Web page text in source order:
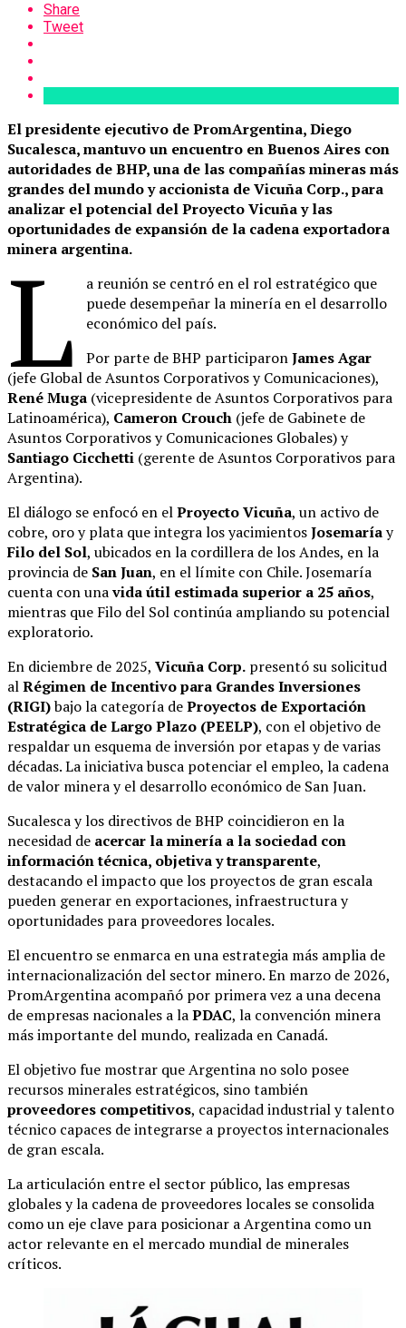
Share
Tweet
El presidente ejecutivo de PromArgentina, Diego
Sucalesca, mantuvo un encuentro en Buenos Aires con
autoridades de BHP, una de las compañías mineras más
grandes del mundo y accionista de Vicuña Corp., para
analizar el potencial del Proyecto Vicuña y las
oportunidades de expansión de la cadena exportadora
minera argentina.
L
a reunión se centró en el rol estratégico que
puede desempeñar la minería en el desarrollo
económico del país.
Por parte de BHP participaronJames Agar
(jefe Global de Asuntos Corporativos y Comunicaciones),
René Muga (vicepresidente de Asuntos Corporativos para
Latinoamérica), Cameron Crouch (jefe de Gabinete de
Asuntos Corporativos y Comunicaciones Globales) y
Santiago Cicchetti (gerente de Asuntos Corporativos para
Argentina).
El diálogo se enfocó en elProyecto Vicuña, un activo de
cobre, oro y plata que integra los yacimientosJosemaríay
Filo del Sol, ubicados en la cordillera de los Andes, en la
provincia de San Juan, en el límite con Chile. Josemaría
cuenta con unavida útil estimada superior a 25 años,
mientras que Filo del Sol continúa ampliando su potencial
exploratorio.
En diciembre de 2025, Vicuña Corp. presentó su solicitud
alRégimen de Incentivo para Grandes Inversiones
(RIGI)bajo la categoría deProyectos de Exportación
Estratégica de Largo Plazo (PEELP), con el objetivo de
respaldar un esquema de inversión por etapas y de varias
décadas. La iniciativa busca potenciar el empleo, la cadena
de valor minera y el desarrollo económico de San Juan.
Sucalesca y los directivos de BHP coincidieron en la
necesidad de acercar la minería a la sociedad con
información técnica, objetiva y transparente,
destacando el impacto que los proyectos de gran escala
pueden generar en exportaciones, infraestructura y
oportunidades para proveedores locales.
El encuentro se enmarca en una estrategia más amplia de
internacionalización del sector minero. En marzo de 2026,
PromArgentina acompañó por primera vez a una decena
de empresas nacionales a laPDAC, la convención minera
más importante del mundo, realizada en Canadá.
El objetivo fue mostrar que Argentina no solo posee
recursos minerales estratégicos, sino también
proveedores competitivos, capacidad industrial y talento
técnico capaces de integrarse a proyectos internacionales
de gran escala.
La articulación entre el sector público, las empresas
globales y la cadena de proveedores locales se consolida
como un eje clave para posicionar a Argentina como un
actor relevante en el mercado mundial de minerales
críticos.